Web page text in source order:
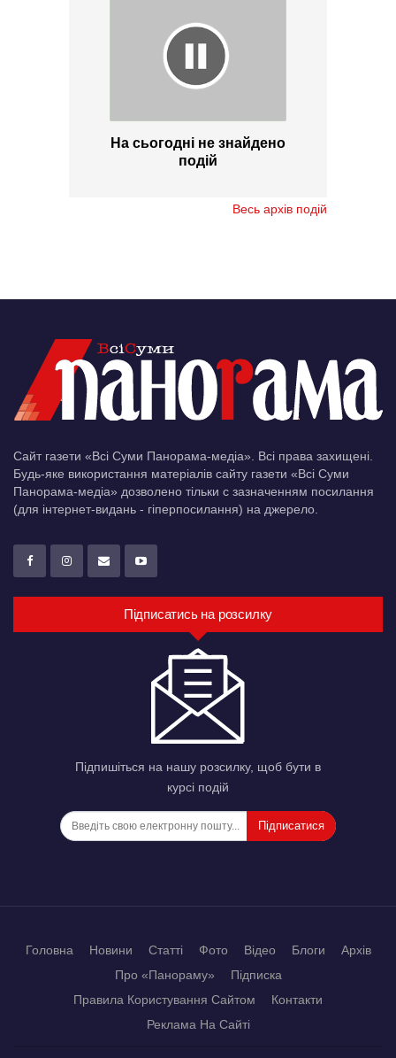
На сьогодні не знайдено
подій
Весь архів подій
Сайт газети «Всі Суми Панорама-медіа». Всі права захищені.
Будь-яке використання матеріалів сайту газети «Всі Суми
Панорама-медіа» дозволено тільки c зазначенням посилання
(для інтернет-видань - гіперпосилання) на джерело.
Підписатись на розсилку
Підпишіться на нашу розсилку, щоб бути в
курсі подій
Підписатися
Головна Новини Статті Фото Відео Блоги
Архів
Про «Панораму»
Підписка
Правила Користування Сайтом
Контакти
Реклама На Сайті